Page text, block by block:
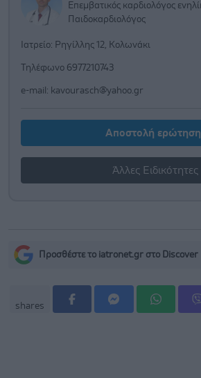
Επεμβατικός καρδιολόγος
Παιδοκαρδιολόγος
Ιατρείο: Ρηγίλλης 12, Κολωνάκι
Τηλέφωνο 6977210743
e-mail: kavourasch@yahoo.gr
Αποστολή
Άλλες Ειδικότητες
Προσθέστε το iatronet.gr στο Discover
shares